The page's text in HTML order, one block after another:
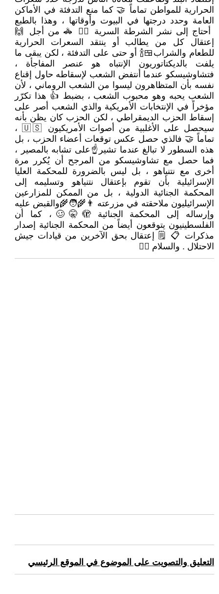
الحرارية للمواطن تماماً 🤝 كما منع التدفئة في الأماكن
العامة وحدد درجتها في البيوت وأوقاتها ، وهذا بالطبع
أحتاج إلى نشر الشرطة السرية 👮‍♂ 🚓 من أجل 🙌
إعتقال كل من يطالب أو ينتقد السعرات الحرارية
للطعام والشراب🍱🍾 أو حتى على التدفئة ، لكن يبقى ما
يلفت بالديكتاتوريون الإنتباه هو عنصر المفاجأة ،
فتشاوشيسكو عندما أنتفض الشعب لإسقاطه حاول إقناع
نفسه بأن المتظاهرون ليسوا من الشعب الروماني ، لأن
الشعب يحبه وهو محبوب الشعب ، بضبط 👍 هذا تكرّر
مؤخراً في الإنتخابات الأمريكية والذي الشعب أصر على
إسقاط الحزب الديمقراطي ، لكن الحزب كان يظن بأنه
سيحصل على الأغلبية من أصوات الأمريكيون 🇺🇸 ،
تماماً 🤝 فالذي حصل عكس توقعات أعضاء الحزب ، بل
هذه السطور لا تبالغ عندما تشير☝على تشابه بالمصير ،
فما حصل مع تشاوشيسكو من المرجح أن يُكرر مرة
أخرى مع نتنياهو ، بل ليس بالضرورة للمحكمة العليا
الإسرائيلية بأن تقوم بإعتقال نتنياهو وتسليمه إلى
المحكمة الجنائية الدولية ، بل من الممكن للمزارعين
الإسرائيليون ملاحقته في مزرعته 👨‍🌾🧑‍🌾والقبض عليه
وإرساله إلى المحكمة الجنائية 🫣🤫🥴، كما أن
الفلسطينيون يتوقعون أيضاً من المحكمة الجنائية إصدار
مذكرات 📋 🗒 إعتقال بحق الآخرين من قيادات جيش
الاحتلال . والسلام 🙋‍♂
التعليق والتصويت على الموضوع في الموقع الرئيسي